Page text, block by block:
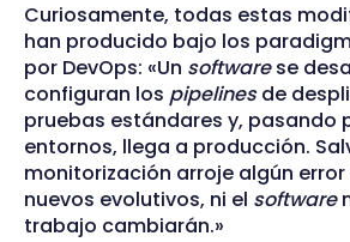
Curiosamente, todas estas
han producido bajo los
por DevOps: «Un softwarese
configuran los pipelinesde
pruebas estándares y, pasando
entornos, llega a producción.
monitorización arroje algún
nuevos evolutivos, ni el software
trabajo cambiarán.»